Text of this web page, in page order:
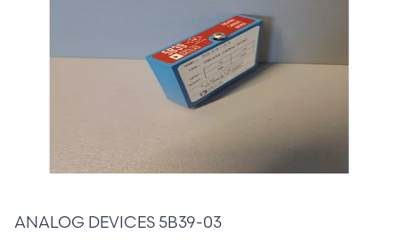
ANALOG DEVICES 5B39-03